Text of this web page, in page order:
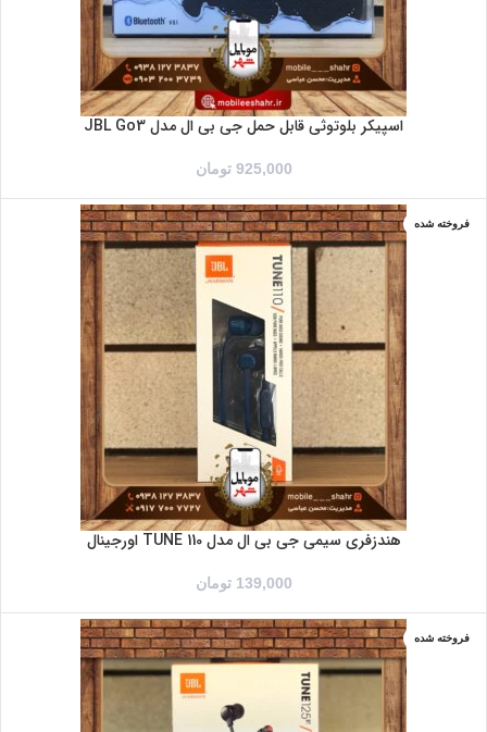
اسپیکر بلوتوثی قابل حمل جی بی ال مدل JBL Go3
925,000 تومان
فروخته شده
هندزفری سیمی جی بی ال مدل TUNE 110 اورجینال
139,000 تومان
فروخته شده